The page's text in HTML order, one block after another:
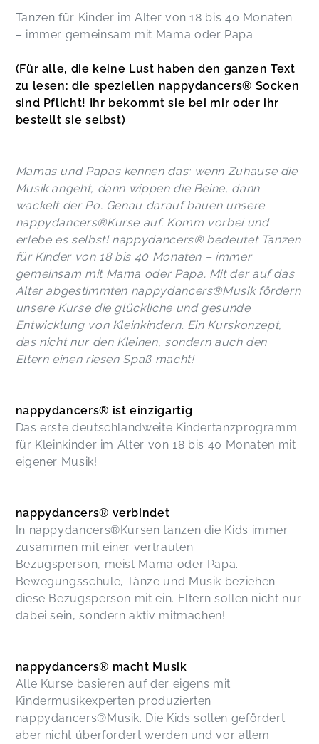
Tanzen für Kinder im Alter von 18 bis 40 Monaten
– immer gemeinsam mit Mama oder Papa
(Für alle, die keine Lust haben den ganzen Text
zu lesen: die speziellen nappydancers®️ Socken
sind Pflicht! Ihr bekommt sie bei mir oder ihr
bestellt sie selbst)
Mamas und Papas kennen das: wenn Zuhause die
Musik angeht, dann wippen die Beine, dann
wackelt der Po. Genau darauf bauen unsere
nappydancers®Kurse auf. Komm vorbei und
erlebe es selbst! nappydancers® bedeutet Tanzen
für Kinder von 18 bis 40 Monaten – immer
gemeinsam mit Mama oder Papa. Mit der auf das
Alter abgestimmten nappydancers®Musik fördern
unsere Kurse die glückliche und gesunde
Entwicklung von Kleinkindern. Ein Kurskonzept,
das nicht nur den Kleinen, sondern auch den
Eltern einen riesen Spaß macht!
nappydancers® ist einzigartig
Das erste deutschlandweite Kindertanzprogramm
für Kleinkinder im Alter von 18 bis 40 Monaten mit
eigener Musik!
nappydancers® verbindet
In nappydancers®Kursen tanzen die Kids immer
zusammen mit einer vertrauten
Bezugsperson, meist Mama oder Papa.
Bewegungsschule, Tänze und Musik beziehen
diese Bezugsperson mit ein. Eltern sollen nicht nur
dabei sein, sondern aktiv mitmachen!
nappydancers® macht Musik
Alle Kurse basieren auf der eigens mit
Kindermusikexperten produzierten
nappydancers®Musik. Die Kids sollen gefördert
aber nicht überfordert werden und vor allem: